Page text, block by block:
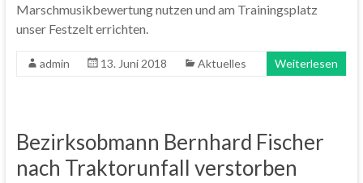
Marschmusikbewertung nutzen und am Trainingsplatz
unser Festzelt errichten.
admin 13. Juni 2018 Aktuelles Weiterlesen
Bezirksobmann Bernhard Fischer
nach Traktorunfall verstorben